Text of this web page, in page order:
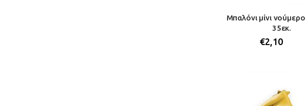
Μπαλόνι μίνι
35εκ.
€2,10